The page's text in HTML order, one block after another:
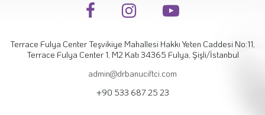
Terrace Fulya Center Teşvikiye Mahallesi Hakkı Yeten Caddesi No:11,
Terrace Fulya Center 1, M2 Katı 34365 Fulya, Şişli/İstanbul
admin@drbanuciftci.com
+90 533 687 25 23